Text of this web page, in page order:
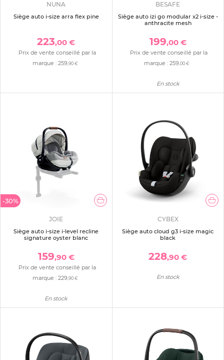
NUNA
Siège auto i-size arra flex pine
223,00 €
Prix de vente conseillé par la
marque : 259,90 €
BESAFE
Siège auto izi go modular x2 i-size -
anthracite mesh
199,00 €
Prix de vente conseillé par la
marque :259,00 €
En stock
-30%
JOIE
Siège auto i-size i-level recline
signature oyster blanc
159,90 €
Prix de vente conseillé par la
marque : 229,90 €
En stock
CYBEX
Siège auto cloud g3 i-size magic
black
228,90 €
En stock